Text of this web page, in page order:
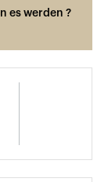
es werden ?